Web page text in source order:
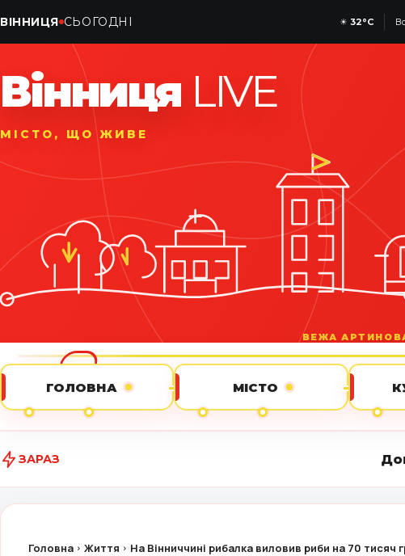
ВІННИЦЯ СЬОГОДНІ ☀ 32°C
Вінниця LIVE
МІСТО, ЩО ЖИВЕ
ГОЛОВНА МІСТО
ЗАРАЗ Домашній
Головна Життя На Вінниччині рибалка виловив риби на 70 тисяч